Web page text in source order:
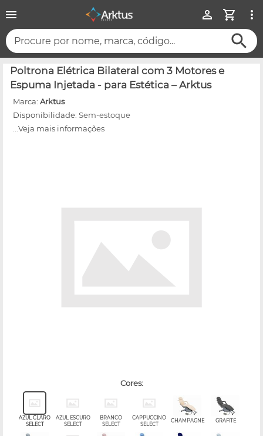
Procure por nome, marca, código...
Poltrona Elétrica Bilateral com 3 Motores e
Espuma Injetada - para Estética – Arktus
Marca: Arktus
Disponibilidade: Sem-estoque
...Veja mais informações
cores:
AZUL CLARO
SELECT
AZUL ESCURO
SELECT
BRANCO
SELECT
CAPPUCCINO
SELECT
CHAMPAGNE GRAFITE